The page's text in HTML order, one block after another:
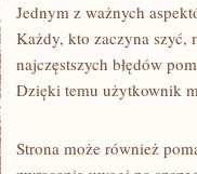
Jednym z ważnych
Każdy, kto zaczyna szyć,
najczęstszych błędów
Dzięki temu użytkownik
Strona może również